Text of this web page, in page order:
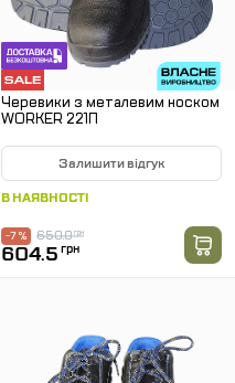
Черевики з металевим носком
WORKER 221П
Залишити відгук
В НАЯВНОСТІ
650.0грн
-7 %
604.5 грн